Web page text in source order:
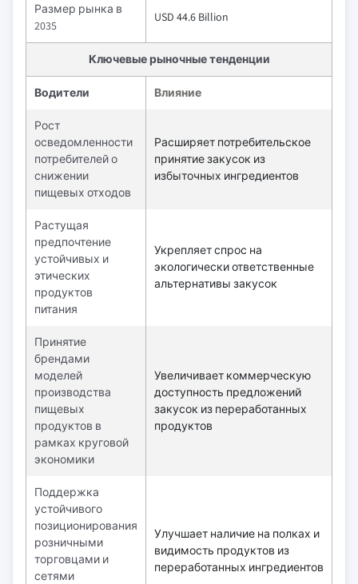
Размер рынка в
2035
USD 44.6 Billion
Ключевые рыночные тенденции
Водители Влияние
Рост
осведомленности
потребителей о
снижении
пищевых отходов
Расширяет потребительское
принятие закусок из
избыточных ингредиентов
Растущая
предпочтение
устойчивых и
этических
продуктов
питания
Укрепляет спрос на
экологически ответственные
альтернативы закусок
Принятие
брендами
моделей
производства
пищевых
продуктов в
рамках круговой
экономики
Увеличивает коммерческую
доступность предложений
закусок из переработанных
продуктов
Поддержка
устойчивого
позиционирования
розничными
торговцами и
сетями
Улучшает наличие на полках и
видимость продуктов из
переработанных ингредиентов